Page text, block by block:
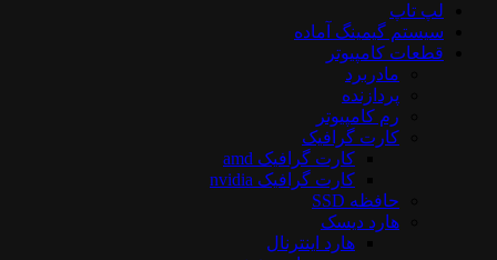
لپ تاپ
سیستم گیمینگ آماده
قطعات کامپیوتر
مادربرد
پردازنده
رم کامپیوتر
کارت گرافیک
کارت گرافیک amd
کارت گرافیک nvidia
حافظه SSD
هارد دیسک
هارد اینترنال